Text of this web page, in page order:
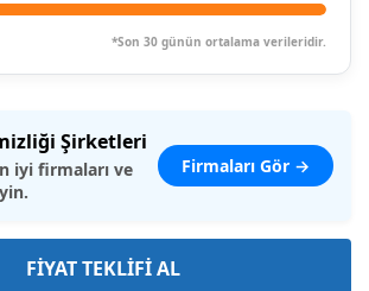
*Son 30 günün ortalama verileridir.
Şirketleri
iyi firmaları ve
Firmaları Gör →
FİYAT TEKLİFİ AL